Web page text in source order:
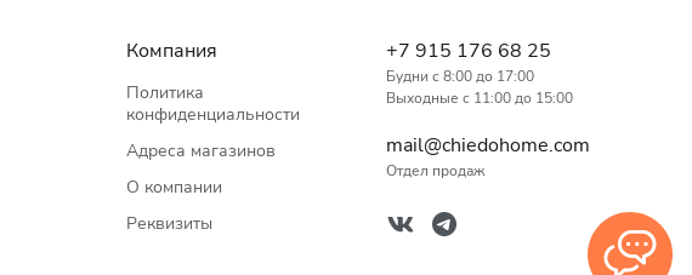
Компания
Политика
конфиденциальности
Адреса магазинов
О компании
Реквизиты
+7 915 176 68 25
Будни с 8:00 до 17:00
Выходные с 11:00 до 15:00
mail@chiedohome.com
Отдел продаж